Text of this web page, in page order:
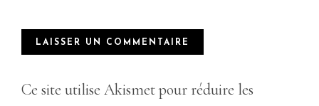
Ce site utilise Akismet pour réduire les